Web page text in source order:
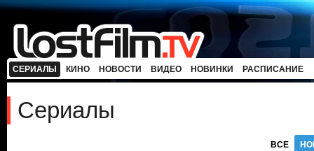
СЕРИАЛЫ КИНО НОВОСТИ ВИДЕО НОВИНКИ РАСПИСАНИЕ
Сериалы
ВСЕ